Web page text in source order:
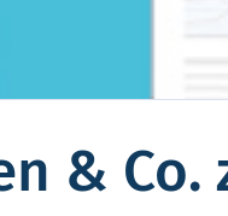
& Co.